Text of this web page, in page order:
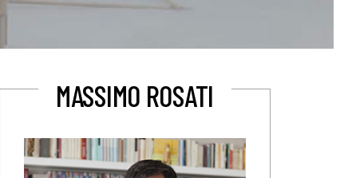
MASSIMO ROSATI